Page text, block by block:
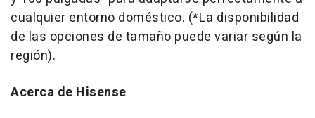
cualquier entorno doméstico. (*La disponibilidad
de las opciones de tamaño puede variar según la
región).
Acerca de Hisense